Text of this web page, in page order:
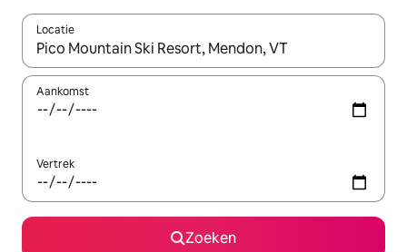
Locatie
Wanneer er resultaten beschikbaar zijn, maak je een keuze
Aankomst
Vertrek
Zoeken